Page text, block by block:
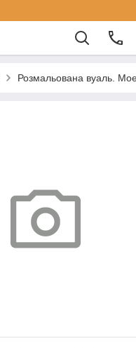
Розмальована вуаль.